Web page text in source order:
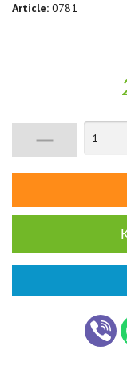
Article: 0781
